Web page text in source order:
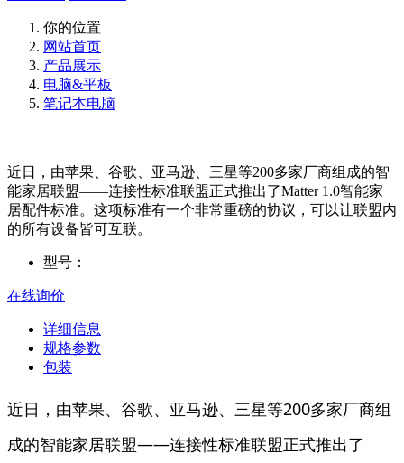
你的位置
网站首页
产品展示
电脑&平板
笔记本电脑
近日，由苹果、谷歌、亚马逊、三星等200多家厂商组成的智
能家居联盟——连接性标准联盟正式推出了Matter 1.0智能家
居配件标准。这项标准有一个非常重磅的协议，可以让联盟内
的所有设备皆可互联。
型号：
在线询价
详细信息
规格参数
包装
近日，由苹果、谷歌、亚马逊、三星等200多家厂商组
成的智能家居联盟——连接性标准联盟正式推出了